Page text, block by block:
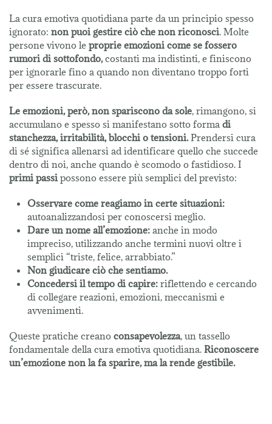
La cura emotiva quotidiana parte da un principio spesso
ignorato: non puoi gestire ciò che non riconosci. Molte
persone vivono le proprie emozioni come se fossero
rumori di sottofondo,costanti ma indistinti, e finiscono
per ignorarle fino a quando non diventano troppo forti
per essere trascurate.
Le emozioni, però, non spariscono da sole, rimangono, si
accumulano e spesso si manifestano sotto forma di
stanchezza, irritabilità, blocchi o tensioni.Prendersi cura
di sé significa allenarsi ad identificare quello che succede
dentro di noi, anche quando è scomodo o fastidioso. I
primi passi possono essere più semplici del previsto:
Osservare come reagiamo in certe situazioni:
autoanalizzandosi per conoscersi meglio.
Dare un nome all’emozione: anche in modo
impreciso, utilizzando anche termini nuovi oltre i
semplici “triste, felice, arrabbiato.”
Non giudicare ciò che sentiamo.
Concedersi il tempo di capire: riflettendo e cercando
di collegare reazioni, emozioni, meccanismi e
avvenimenti.
Queste pratiche creano consapevolezza, un tassello
fondamentale della cura emotiva quotidiana. Riconoscere
un’emozione non la fa sparire, ma la rende gestibile.